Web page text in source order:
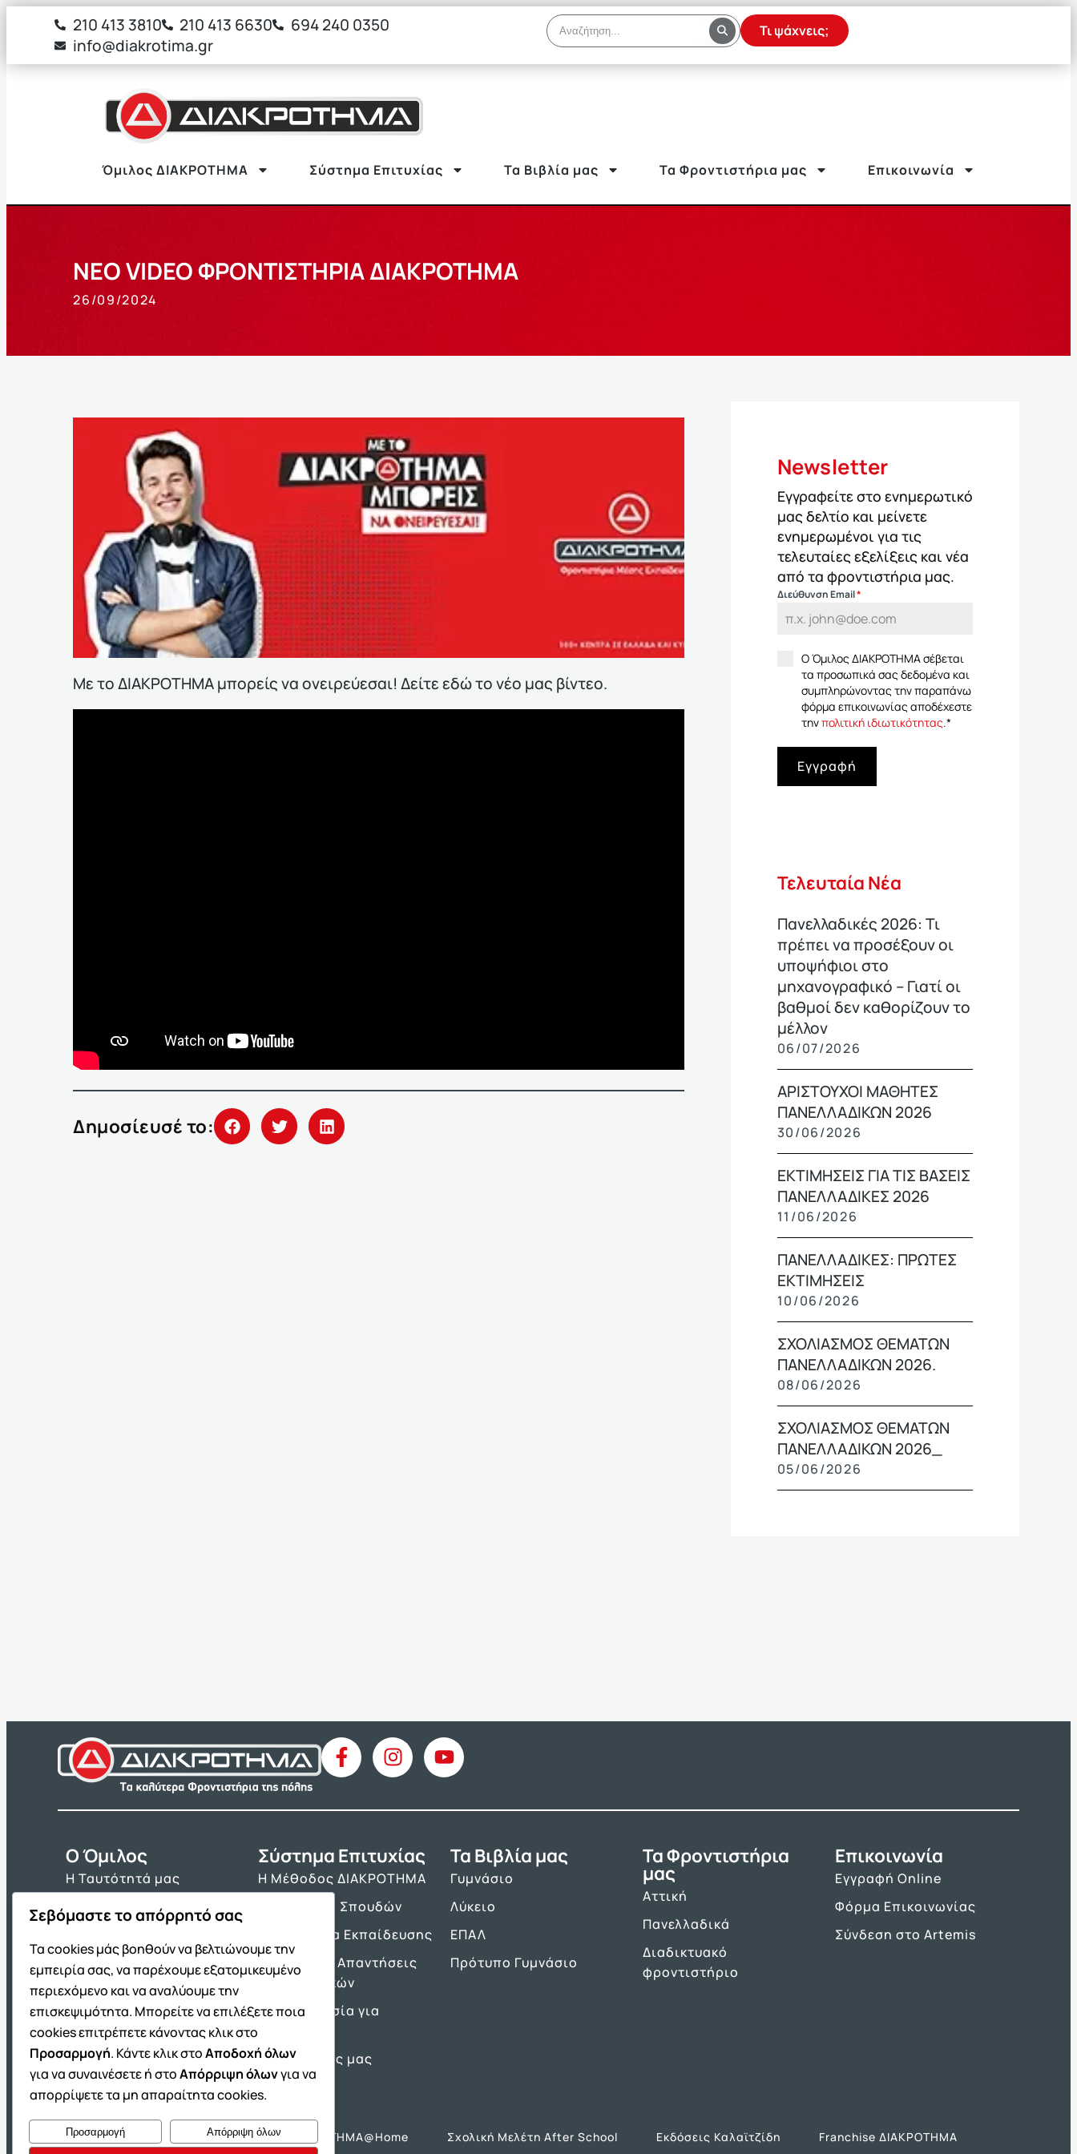
στο
περιεχόμενο210 413 3810 210 413 6630
694 240 0350
info@diakrotima.gr
Τι ψάχνεις;
Όμιλος ΔΙΑΚΡΟΤΗΜΑ Σύστημα Επιτυχίας Τα Βιβλία μας Τα Φροντιστήρια μας Επικοινωνία
ΝΕΟ VIDEO ΦΡΟΝΤΙΣΤΗΡΙΑ ΔΙΑΚΡΟΤΗΜΑ
26/09/2024
Με το ΔΙΑΚΡΟΤΗΜΑ μπορείς να ονειρεύεσαι! Δείτε εδώ το νέο μας βίντεο.
Δημοσίευσέ το:
Newsletter
Εγγραφείτε στο ενημερωτικό
μας δελτίο και μείνετε
ενημερωμένοι για τις
τελευταίες εξελίξεις και νέα
από τα φροντιστήρια μας.
Διεύθυνση Email*
Ο Όμιλος ΔΙΑΚΡΟΤΗΜΑ σέβεται
τα προσωπικά σας δεδομένα και
συμπληρώνοντας την παραπάνω
φόρμα επικοινωνίας αποδέχεστε
τηνπολιτική ιδιωτικότητας.*
Εγγραφή
Τελευταία Νέα
Πανελλαδικές 2026: Τι
πρέπει να προσέξουν οι
υποψήφιοι στο
μηχανογραφικό – Γιατί οι
βαθμοί δεν καθορίζουν το
μέλλον
06/07/2026
ΑΡΙΣΤΟΥΧΟΙ ΜΑΘΗΤΕΣ
ΠΑΝΕΛΛΑΔΙΚΩΝ 2026
30/06/2026
ΕΚΤΙΜΗΣΕΙΣ ΓΙΑ ΤΙΣ ΒΑΣΕΙΣ
ΠΑΝΕΛΛΑΔΙΚΕΣ 2026
11/06/2026
ΠΑΝΕΛΛΑΔΙΚΕΣ: ΠΡΩΤΕΣ
ΕΚΤΙΜΗΣΕΙΣ
10/06/2026
ΣΧΟΛΙΑΣΜΟΣ ΘΕΜΑΤΩΝ
ΠΑΝΕΛΛΑΔΙΚΩΝ 2026.
08/06/2026
ΣΧΟΛΙΑΣΜΟΣ ΘΕΜΑΤΩΝ
ΠΑΝΕΛΛΑΔΙΚΩΝ 2026_
05/06/2026
O Όμιλος
Η Ταυτότητά μας
Νέα & Ανακοινώσεις
Θέσεις Εργασίας
Σύστημα Επιτυχίας
Η Μέθοδος ΔΙΑΚΡΟΤΗΜΑ
Πρόγραμμα Σπουδών
Τα Εργαλεία Εκπαίδευσης
Θέματα και Απαντήσεις
Πανελλαδικών
Προετοιμασία για
Οι Επιτυχίες μας
Τα Βιβλία μας
Γυμνάσιο
Λύκειο
ΕΠΑΛ
Πρότυπο Γυμνάσιο
Τα Φροντιστήρια
μας
Αττική
Πανελλαδικά
Διαδικτυακό
φροντιστήριο
Επικοινωνία
Εγγραφή Online
Φόρμα Επικοινωνίας
Σύνδεση στο Artemis
Όμιλος ΔΙΑΚΡΟΤΗΜΑ ΔΙΑΚΡΟΤΗΜΑ@Home Σχολική Μελέτη After School Εκδόσεις Καλαϊτζίδη Franchise ΔΙΑΚΡΟΤΗΜΑ
Σεβόμαστε το απόρρητό σας
Τα cookies μάς βοηθούν να βελτιώνουμε την
εμπειρία σας, να παρέχουμε εξατομικευμένο
περιεχόμενο και να αναλύουμε την
επισκεψιμότητα. Μπορείτε να επιλέξετε ποια
cookies επιτρέπετε κάνοντας κλικ στο
Προσαρμογή. Κάντε κλικ στοΑποδοχή όλων
για να συναινέσετε ή στοΑπόρριψη όλωνγια να
απορρίψετε τα μη απαραίτητα cookies.
Προσαρμογή Απόρριψη όλων